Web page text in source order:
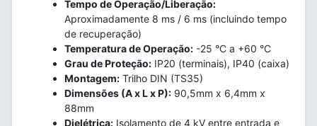
Tempo de Operação/Liberação:
Aproximadamente 8 ms / 6 ms (incluindo tempo
de recuperação)
Temperatura de Operação: -25 °C a +60 °C
Grau de Proteção: IP20 (terminais), IP40 (caixa)
Montagem: Trilho DIN (TS35)
Dimensões (A x L x P): 90,5mm x 6,4mm x
88mm
Dielétrica: Isolamento de 4 kV entre entrada e